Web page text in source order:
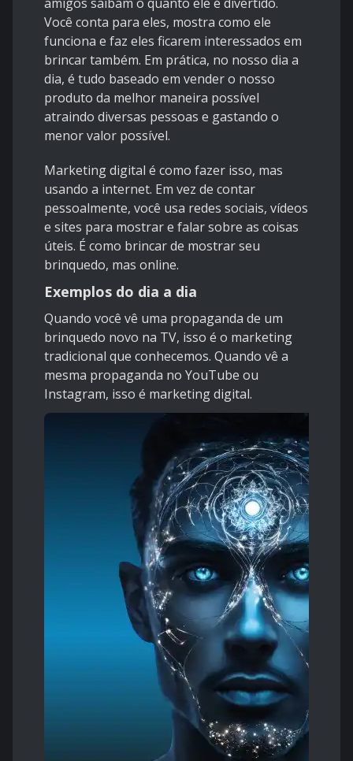
Você conta para eles, mostra como ele
funciona e faz eles ficarem interessados em
brincar também. Em prática, no nosso dia a
dia, é tudo baseado em vender o nosso
produto da melhor maneira possível
atraindo diversas pessoas e gastando o
menor valor possível.
Marketing digital é como fazer isso, mas
usando a internet. Em vez de contar
pessoalmente, você usa redes sociais, vídeos
e sites para mostrar e falar sobre as coisas
úteis. É como brincar de mostrar seu
brinquedo, mas online.
Exemplos do dia a dia
Quando você vê uma propaganda de um
brinquedo novo na TV, isso é o marketing
tradicional que conhecemos. Quando vê a
mesma propaganda no YouTube ou
Instagram, isso é marketing digital.